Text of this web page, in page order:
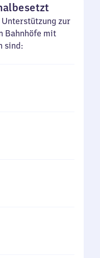
zur
Bahnhöfe mit
sind: